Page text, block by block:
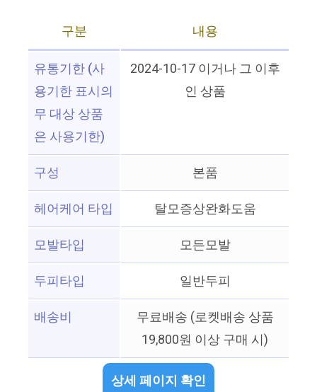
구분
내용
유통기한 (사
용기한 표시의
무 대상 상품
은 사용기한)
2024-10-17 이거나 그 이후
인 상품
구성
본품
헤어케어 타입
탈모증상완화도움
모발타입
모든모발
두피타입
일반두피
배송비
무료배송 (로켓배송 상품
19,800원 이상 구매 시)
상세 페이지 확인